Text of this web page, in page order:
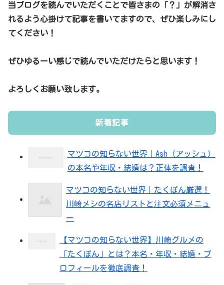
当ブログを読んでいただくことで皆さまの「？」が解消さ
れるよう心掛けて記事を書いてますので、ぜひ楽しみにし
てください！
ぜひゆるーい感じで読んでいただけたらと思います！
よろしくお願い致します。
新着記事
マツコの知らない世界｜Ash（アッシュ）
の本名や年収・結婚は？正体を調査！
マツコの知らない世界｜たくぽん厳選！
川崎メシの名店リストと注文必須メニュ
ー
【マツコの知らない世界】川崎グルメの
「たくぽん」とは？本名・年収・結婚・プ
ロフィールを徹底調査！